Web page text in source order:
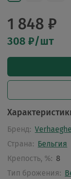
1 848 ₽
308 ₽/шт
Бренд: Verhaeghe
Страна: Бельгия
Крепость, %: 8
Тип брожения: